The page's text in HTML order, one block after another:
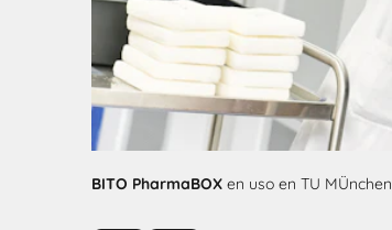
BITO PharmaBOX en uso en TU MÜnchen